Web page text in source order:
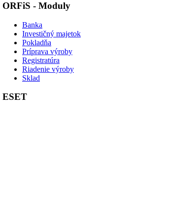
ORFiS - Moduly
Banka
Investičný majetok
Pokladňa
Príprava výroby
Registratúra
Riadenie výroby
Sklad
ESET